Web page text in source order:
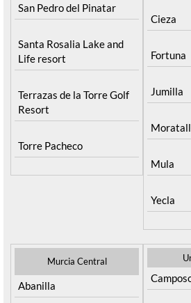
San Pedro del Pinatar
Santa Rosalia Lake and
Life resort
Terrazas de la Torre Golf
Resort
Torre Pacheco
Cieza
Fortuna
Jumilla
Mula
Yecla
Murcia Central
Abanilla